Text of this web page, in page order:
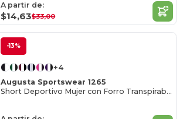
A partir de:
$14,63$33,00
-13%
+4
Augusta Sportswear 1265
Short Deportivo Mujer con Forro Transpirable